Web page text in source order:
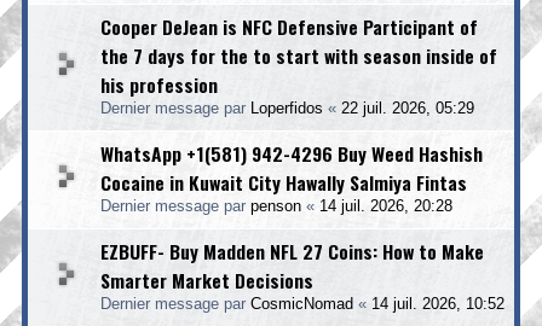
Cooper DeJean is NFC Defensive Participant of
the 7 days for the to start with season inside of
his profession
Dernier message par Loperfidos « 22 juil. 2026, 05:29
WhatsApp +1(581) 942-4296 Buy Weed Hashish
Cocaine in Kuwait City Hawally Salmiya Fintas
Dernier message par penson « 14 juil. 2026, 20:28
EZBUFF- Buy Madden NFL 27 Coins: How to Make
Smarter Market Decisions
Dernier message par CosmicNomad « 14 juil. 2026, 10:52